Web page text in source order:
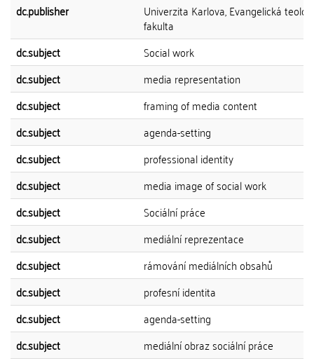
dc.publisher Univerzita Karlova, Evangelická
fakulta
dc.subject
Social work
dc.subject
media representation
dc.subject
framing of media content
dc.subject
agenda-setting
dc.subject
professional identity
dc.subject
media image of social work
dc.subject
Sociální práce
dc.subject
mediální reprezentace
dc.subject
rámování mediálních obsahů
dc.subject
profesní identita
dc.subject
agenda-setting
dc.subject
mediální obraz sociální práce